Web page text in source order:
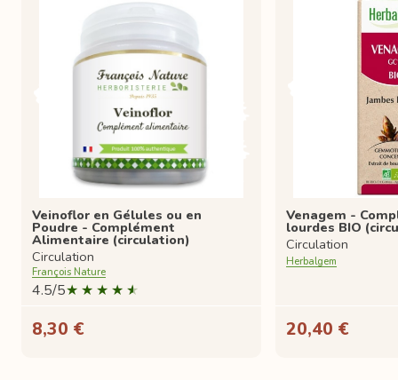
Veinoflor en Gélules ou en
Poudre - Complément
Alimentaire (circulation)
Circulation
François Nature
4.5/5
8,30 €
Venagem -
lourdes BIO
Circulation
Herbalgem
20,40 €